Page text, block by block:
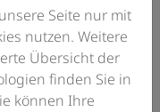
Seite nur mit
nutzen. Weitere
Übersicht der
finden Sie in
können Ihre